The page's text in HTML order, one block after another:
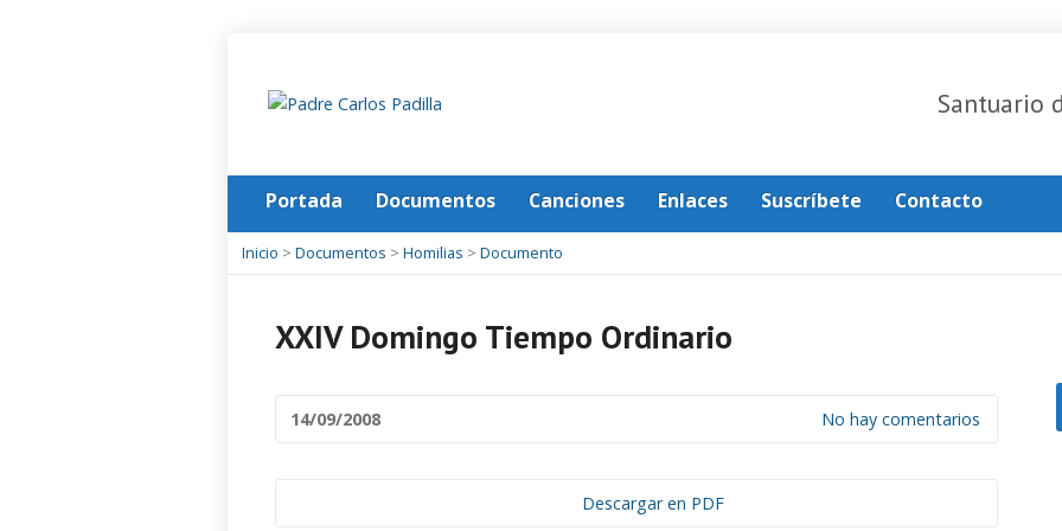
Santuario
Portada Documentos Canciones Enlaces Suscríbete Contacto
Inicio > Documentos > Homilias > Documento
XXIV Domingo Tiempo Ordinario
14/09/2008 No hay comentarios
Descargar en PDF